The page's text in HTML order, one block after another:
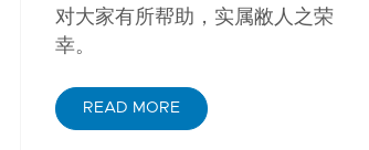
对大家有所帮助，实属敝人之荣
幸。
READ MORE